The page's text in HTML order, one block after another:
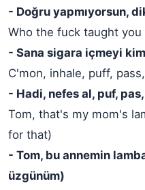
- Doğru yapmıyorsun,
Who the fuck taught
- Sana sigara içmeyi
C'mon, inhale, puff,
- Hadi, nefes al, puf,
Tom, that's my mom's
for that)
- Tom, bu annemin
üzgünüm)